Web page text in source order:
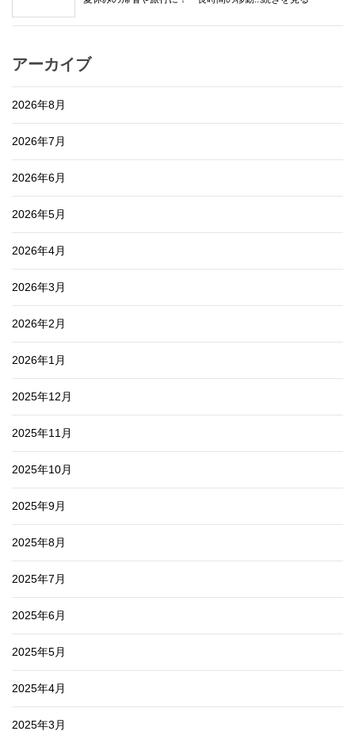
アーカイブ
2026年8月
2026年7月
2026年6月
2026年5月
2026年4月
2026年3月
2026年2月
2026年1月
2025年12月
2025年11月
2025年10月
2025年9月
2025年8月
2025年7月
2025年6月
2025年5月
2025年4月
2025年3月